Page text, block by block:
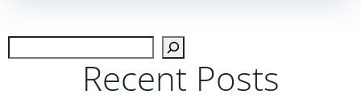
navigationnavigation
Recent Posts